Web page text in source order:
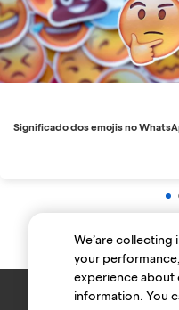
Significado dos emojis no
We’are
your
experience about
information. You